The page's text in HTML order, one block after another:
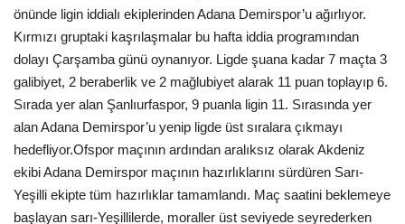
Siyaset
Galeriler
Yaşam
Künye
Sağlık
önünde ligin iddialı ekiplerinden Adana Demirspor’u ağırlıyor.
Kırmızı gruptaki kaşrılaşmalar bu hafta iddia programından
dolayı Çarşamba günü oynanıyor. Ligde şuana kadar 7 maçta 3
galibiyet, 2 beraberlik ve 2 mağlubiyet alarak 11 puan toplayıp 6.
Sırada yer alan Şanlıurfaspor, 9 puanla ligin 11. Sırasında yer
alan Adana Demirspor’u yenip ligde üst sıralara çıkmayı
hedefliyor.Ofspor maçının ardından aralıksız olarak Akdeniz
ekibi Adana Demirspor maçının hazırlıklarını sürdüren Sarı-
Yeşilli ekipte tüm hazırlıklar tamamlandı. Maç saatini beklemeye
başlayan sarı-Yeşillilerde, moraller üst seviyede seyrederken